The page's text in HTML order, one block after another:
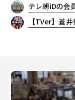
テレ朝iDの会員数が
【TVer】蒼井優・今田美桜・